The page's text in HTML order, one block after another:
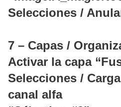
Selecciones /
7 – Capas /
Activar la capa
Selecciones /
canal alfa